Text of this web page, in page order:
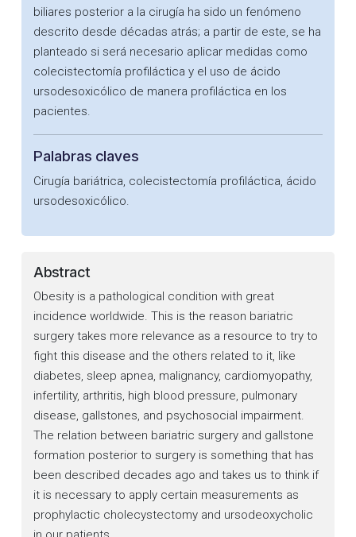
biliares posterior a la cirugía ha sido un fenómeno
descrito desde décadas atrás; a partir de este, se ha
planteado si será necesario aplicar medidas como
colecistectomía profiláctica y el uso de ácido
ursodesoxicólico de manera profiláctica en los
pacientes.
Palabras claves
Cirugía bariátrica, colecistectomía profiláctica, ácido
ursodesoxicólico.
Abstract
Obesity is a pathological condition with great
incidence worldwide. This is the reason bariatric
surgery takes more relevance as a resource to try to
fight this disease and the others related to it, like
diabetes, sleep apnea, malignancy, cardiomyopathy,
infertility, arthritis, high blood pressure, pulmonary
disease, gallstones, and psychosocial impairment.
The relation between bariatric surgery and gallstone
formation posterior to surgery is something that has
been described decades ago and takes us to think if
it is necessary to apply certain measurements as
prophylactic cholecystectomy and ursodeoxycholic